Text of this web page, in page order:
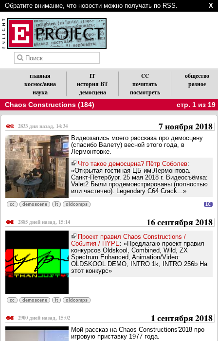
Обратите внимание, что новости можно получать по RSS. X
главная
космос/авиа
наука
IT
история ВТ
демосцена
CC
почитать
посмотреть
общество
разное
Chaos Constructions (184) стр. 1 из 19
2833 дня назад, 14:34 7 ноября 2018
Видеозапись моего рассказа про демосцену
(спасибо Валету) весной этого года, в
Лермонтовке.
Что такое демосцена? Пётр Соболев:
«Открытая гостиная ЦБ им.Лермонтова.
Санкт-Петербург. 25 мая 2018 г. Видеосъёмка:
Valet2 Были продемонстрированы (полностью
или частично): Legendary C64 Crack...»
cc demoscene it oldcomps 1C
2885 дней назад, 15:14 16 сентября 2018
Проект правил Chaos Constructions /
События / HYPE: «Предлагаю проект правил
конкурсов Oldskool, Combined, Wild, ZX
Spectrum Enhanced, Animation/Video:
OLDSKOOL DEMO, INTRO 1k, INTRO 256b На
этот конкурс»
cc demoscene it oldcomps
2900 дней назад, 15:02 1 сентября 2018
Мой рассказ на Chaos Constructions'2018 про
игровую приставку 1977 года.